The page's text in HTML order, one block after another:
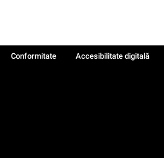
Conformitate
Accesibilitate digitală